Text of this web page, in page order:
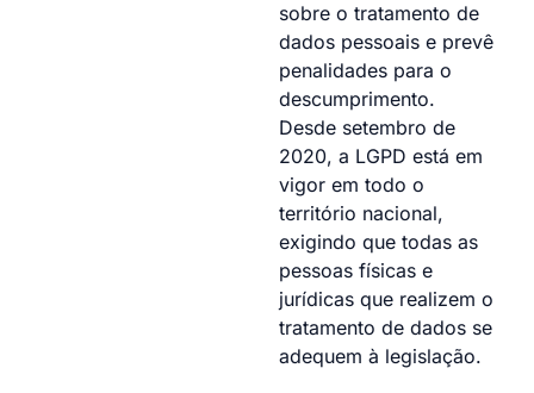
sobre o tratamento de
dados pessoais e prevê
penalidades para o
descumprimento.
Desde setembro de
2020, a LGPD está em
vigor em todo o
território nacional,
exigindo que todas as
pessoas físicas e
jurídicas que realizem o
tratamento de dados se
adequem à legislação.